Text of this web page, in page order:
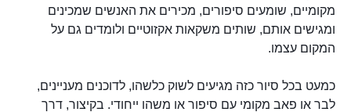
מקומיים, שומעים סיפורים, מכירים את האנשים שמכינים
ומגישים אותם, שותים משקאות אקזוטיים ולומדים גם על
המקום עצמו.
כמעט בכל סיור כזה מגיעים לשוק כלשהו, לדוכנים מעניינים,
לבר או פאב מקומי עם סיפור או משהו ייחודי. בקיצור, דרך